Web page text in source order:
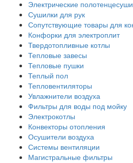
Электрические
Сушилки для рук
Сопутствующие товары для
Конфорки для электроплит
Твердотопливные котлы
Тепловые завесы
Тепловые пушки
Теплый пол
Тепловентиляторы
Увлажнители воздуха
Фильтры для воды под мойку
Электрокотлы
Конвекторы отопления
Осушители воздуха
Системы вентиляции
Магистральные фильтры